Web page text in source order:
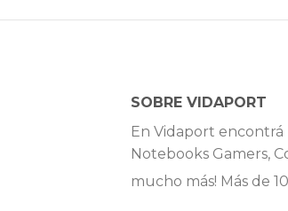
SOBRE VIDAPORT
En Vidaport
Notebooks Gamers,
mucho más! Más de